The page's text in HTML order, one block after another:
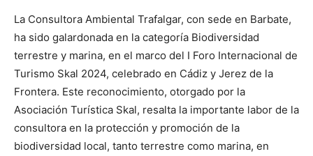
La Consultora Ambiental Trafalgar, con sede en Barbate,
ha sido galardonada en la categoría Biodiversidad
terrestre y marina, en el marco del I Foro Internacional de
Turismo Skal 2024, celebrado en Cádiz y Jerez de la
Frontera. Este reconocimiento, otorgado por la
Asociación Turística Skal, resalta la importante labor de la
consultora en la protección y promoción de la
biodiversidad local, tanto terrestre como marina, en